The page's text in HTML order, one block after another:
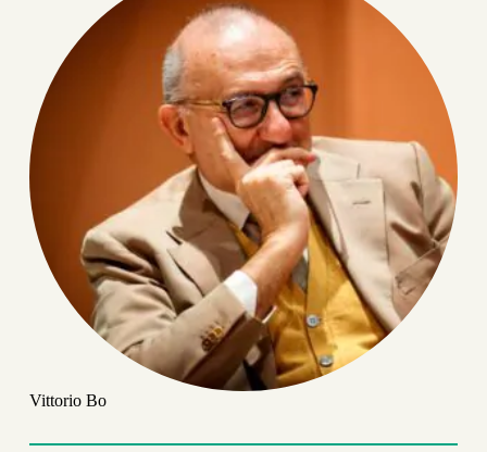
Vittorio Bo